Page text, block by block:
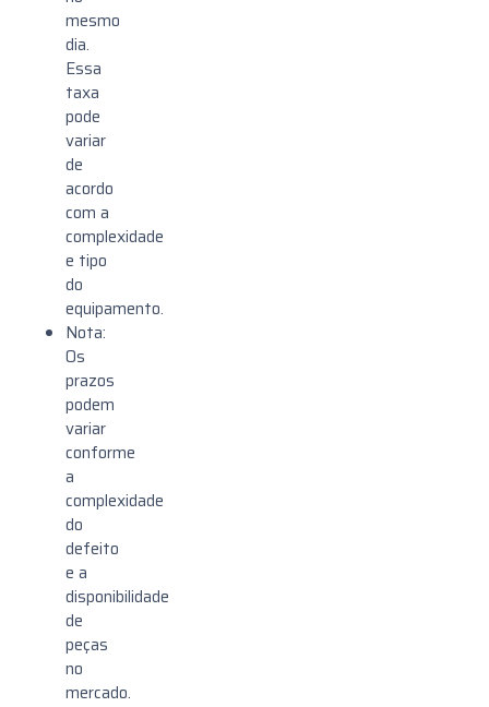
mesmo
dia.
Essa
taxa
pode
variar
de
acordo
com a
complexidade
e tipo
do
equipamento.
Nota:
Os
prazos
podem
variar
conforme
a
complexidade
do
defeito
e a
disponibilidade
de
peças
no
mercado.